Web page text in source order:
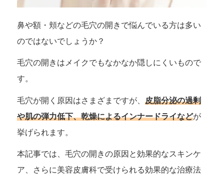
鼻や額・頬などの毛穴の開きで悩んでいる方は多い
のではないでしょうか？
毛穴の開きはメイクでもなかなか隠しにくいもので
す。
毛穴が開く原因はさまざまですが、 皮脂分泌の過剰
や肌の弾力低下、乾燥によるインナードライなどが
挙げられます。
本記事では、毛穴の開きの原因と効果的なスキンケ
ア、さらに美容皮膚科で受けられる効果的な治療法